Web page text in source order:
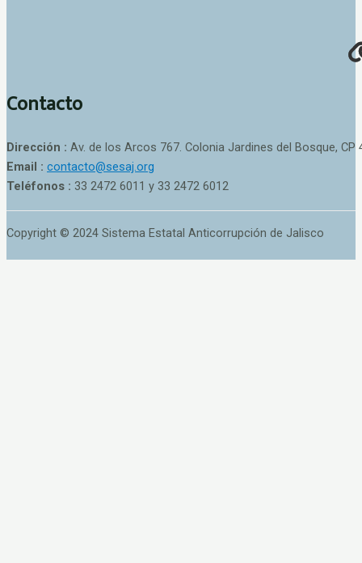
Contacto
Dirección : Av. de los Arcos 767. Colonia Jardines del Bosque, CP
Email : contacto@sesaj.org
Teléfonos : 33 2472 6011 y 33 2472 6012
Copyright © 2024 Sistema Estatal Anticorrupción de Jalisco